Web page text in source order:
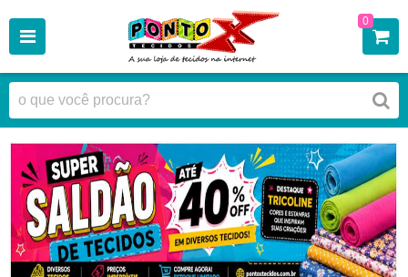
0